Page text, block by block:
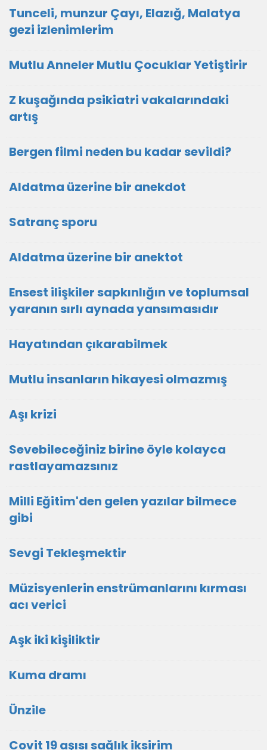
Tunceli, munzur Çayı, Elazığ, Malatya
gezi izlenimlerim
Mutlu Anneler Mutlu Çocuklar Yetiştirir
Z kuşağında psikiatri vakalarındaki
artış
Bergen filmi neden bu kadar sevildi?
Aldatma üzerine bir anekdot
Satranç sporu
Aldatma üzerine bir anektot
Ensest ilişkiler sapkınlığın ve toplumsal
yaranın sırlı aynada yansımasıdır
Hayatından çıkarabilmek
Mutlu insanların hikayesi olmazmış
Aşı krizi
Sevebileceğiniz birine öyle kolayca
rastlayamazsınız
Milli Eğitim'den gelen yazılar bilmece
gibi
Sevgi Tekleşmektir
Müzisyenlerin enstrümanlarını kırması
acı verici
Aşk iki kişiliktir
Kuma dramı
Ünzile
Covit 19 aşısı sağlık iksirim